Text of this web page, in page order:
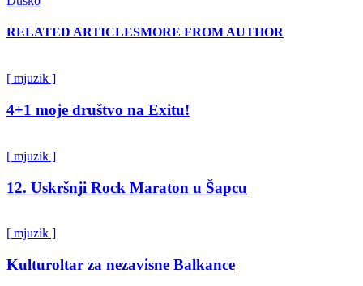
RELATED ARTICLESMORE FROM AUTHOR
[ mjuzik ]
4+1 moje društvo na Exitu!
[ mjuzik ]
12. Uskršnji Rock Maraton u Šapcu
[ mjuzik ]
Kulturoltar za nezavisne Balkance